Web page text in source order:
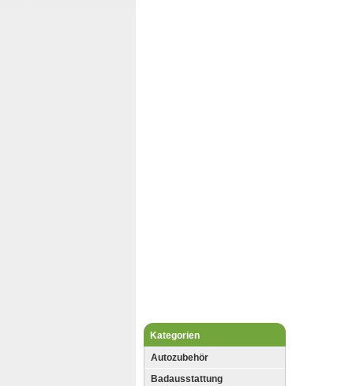
Kategorien
Autozubehör
Badausstattung